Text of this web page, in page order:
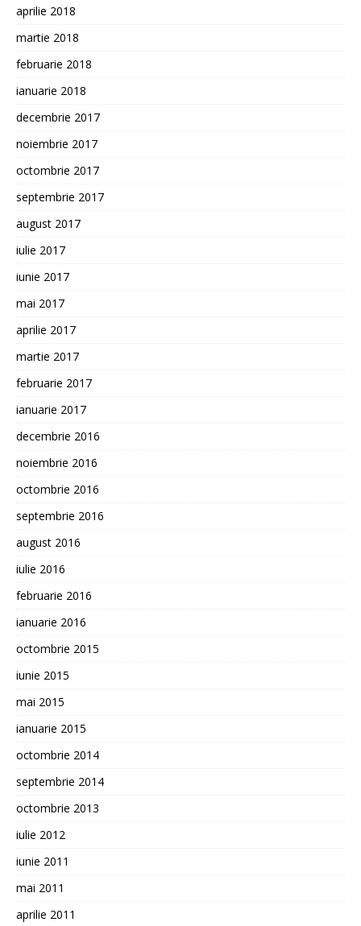
aprilie 2018
martie 2018
februarie 2018
ianuarie 2018
decembrie 2017
noiembrie 2017
octombrie 2017
septembrie 2017
august 2017
iulie 2017
iunie 2017
mai 2017
aprilie 2017
martie 2017
februarie 2017
ianuarie 2017
decembrie 2016
noiembrie 2016
octombrie 2016
septembrie 2016
august 2016
iulie 2016
februarie 2016
ianuarie 2016
octombrie 2015
iunie 2015
mai 2015
ianuarie 2015
octombrie 2014
septembrie 2014
octombrie 2013
iulie 2012
iunie 2011
mai 2011
aprilie 2011